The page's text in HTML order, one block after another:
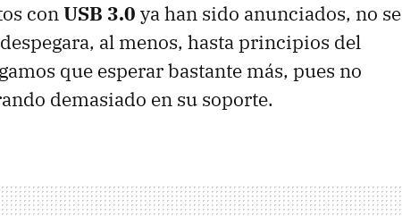
conUSB 3.0 ya han sido anunciados, no se
al menos, hasta principios del
que esperar bastante más, pues no
demasiado en su soporte.